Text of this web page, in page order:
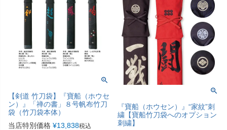
【剣道 竹刀袋】『寶船（ホウセ
ン）』「禅の書」８号帆布竹刀
袋（竹刀袋本体）
当店特別価格 ¥13,838税込
『寶船（ホウセン）』“家紋”刺
繍【寶船竹刀袋へのオプション
刺繍】